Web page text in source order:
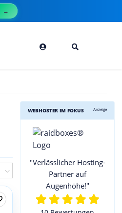
WEBHOSTER IM FOKUS Anzeige
"Verlässlicher Hosting-
Partner auf
Augenhöhe!"